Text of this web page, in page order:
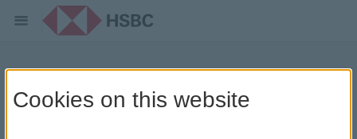
畢業後投入環球就業市場
Cookies on this website